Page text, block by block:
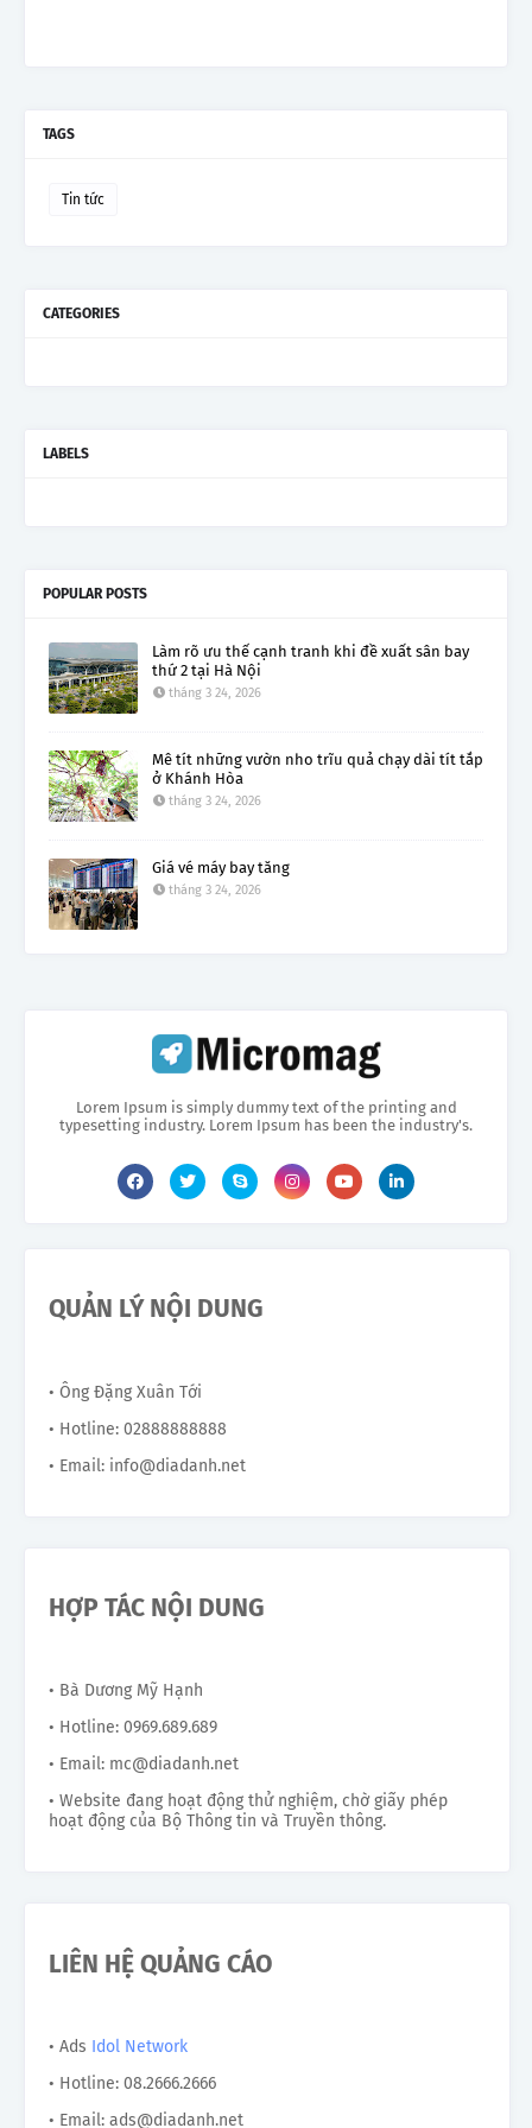
TAGS
Tin tức
CATEGORIES
LABELS
POPULAR POSTS
Làm rõ ưu thế cạnh tranh khi đề xuất sân bay
thứ 2 tại Hà Nội
tháng 3 24, 2026
Mê tít những vườn nho trĩu quả chạy dài tít tắp
ở Khánh Hòa
tháng 3 24, 2026
Giá vé máy bay tăng
tháng 3 24, 2026
Lorem Ipsum is simply dummy text of the printing and
typesetting industry. Lorem Ipsum has been the industry's.
QUẢN LÝ NỘI DUNG
• Ông Đặng Xuân Tới
• Hotline: 02888888888
• Email: info@diadanh.net
HỢP TÁC NỘI DUNG
• Bà Dương Mỹ Hạnh
• Hotline: 0969.689.689
• Email: mc@diadanh.net
• Website đang hoạt động thử nghiệm, chờ giấy phép
hoạt động của Bộ Thông tin và Truyền thông.
LIÊN HỆ QUẢNG CÁO
• Ads Idol Network
• Hotline: 08.2666.2666
• Email: ads@diadanh.net